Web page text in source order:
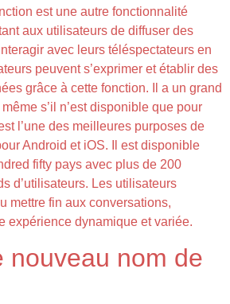
est une autre fonctionnalité
aux utilisateurs de diffuser des
avec leurs téléspectateurs en
peuvent s’exprimer et établir des
grâce à cette fonction. Il a un grand
s’il n’est disponible que pour
l’une des meilleures purposes de
Android et iOS. Il est disponible
fifty pays avec plus de 200
d’utilisateurs. Les utilisateurs
mettre fin aux conversations,
expérience dynamique et variée.
nouveau nom de